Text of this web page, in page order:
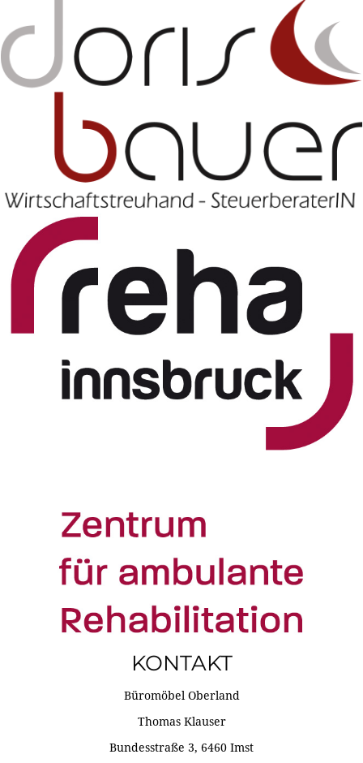
KONTAKT
Büromöbel Oberland
Thomas Klauser
Bundesstraße 3, 6460 Imst